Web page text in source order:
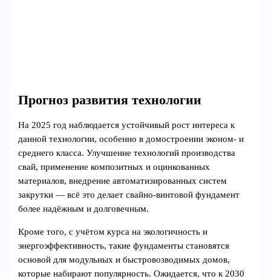
Прогноз развития технологии
На 2025 год наблюдается устойчивый рост интереса к
данной технологии, особенно в домостроении эконом- и
среднего класса. Улучшение технологий производства
свай, применение композитных и оцинкованных
материалов, внедрение автоматизированных систем
закрутки — всё это делает свайно-винтовой фундамент
более надёжным и долговечным.
Кроме того, с учётом курса на экологичность и
энергоэффективность, такие фундаменты становятся
основой для модульных и быстровозводимых домов,
которые набирают популярность. Ожидается, что к 2030